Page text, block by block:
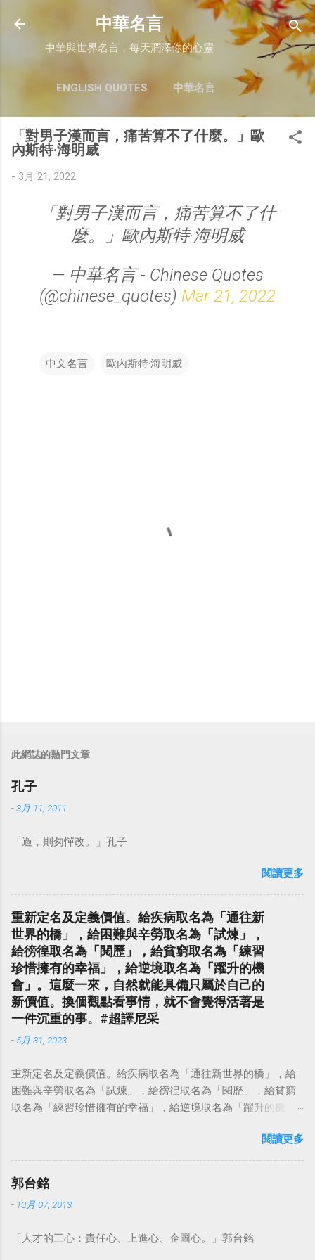
跳至主要內容
中華名言
中華與世界名言，每天潤澤你的心靈
ENGLISH QUOTES 中華名言
「對男子漢而言，痛苦算不了什麼。」歐
內斯特·海明威
- 3月 21, 2022
「對男子漢而言，痛苦算不了什
麼。」歐內斯特·海明威
— 中華名言 - Chinese Quotes
(@chinese_quotes) Mar 21, 2022
中文名言 歐內斯特·海明威
此網誌的熱門文章
孔子
-3月 11, 2011
「過，則匆憚改。」孔子
閱讀更多
重新定名及定義價值。給疾病取名為「通往新
世界的橋」，給困難與辛勞取名為「試煉」，
給徬徨取名為「閱歷」，給貧窮取名為「練習
珍惜擁有的幸福」，給逆境取名為「躍升的機
會」。這麼一來，自然就能具備只屬於自己的
新價值。換個觀點看事情，就不會覺得活著是
一件沉重的事。#超譯尼采
- 5月 31, 2023
重新定名及定義價值。給疾病取名為「通往新世界的橋」，給
困難與辛勞取名為「試煉」，給徬徨取名為「閱歷」，給貧窮
取名為「練習珍惜擁有的幸福」，給逆境取名為「躍升的機
點看事情，就不會覺得活著是一件沉重的事。#超譯尼采 — 中
華名言 - Chinese Quotes (@chinese_quotes) May 23, 2023
閱讀更多
郭台銘
- 10月 07, 2013
「人才的三心：責任心、上進心、企圖心。」郭台銘